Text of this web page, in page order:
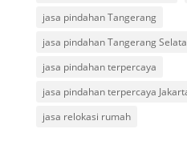
jasa pindahan Tangerang
jasa pindahan Tangerang
jasa pindahan terpercaya
jasa pindahan terpercaya
jasa relokasi rumah